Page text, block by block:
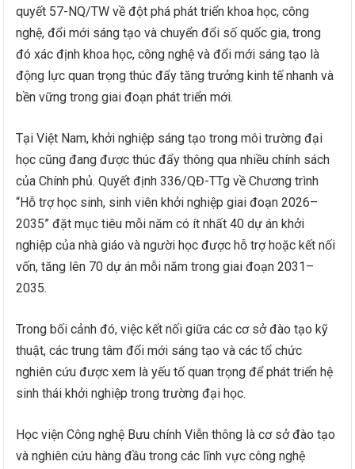
quyết 57-NQ/TW về đột phá phát triển khoa học, công
nghệ, đổi mới sáng tạo và chuyển đổi số quốc gia, trong
đó xác định khoa học, công nghệ và đổi mới sáng tạo là
động lực quan trọng thúc đẩy tăng trưởng kinh tế nhanh và
bền vững trong giai đoạn phát triển mới.
Tại Việt Nam, khởi nghiệp sáng tạo trong môi trường đại
học cũng đang được thúc đẩy thông qua nhiều chính sách
của Chính phủ. Quyết định 336/QĐ-TTg về Chương trình
“Hỗ trợ học sinh, sinh viên khởi nghiệp giai đoạn 2026–
2035” đặt mục tiêu mỗi năm có ít nhất 40 dự án khởi
nghiệp của nhà giáo và người học được hỗ trợ hoặc kết nối
vốn, tăng lên 70 dự án mỗi năm trong giai đoạn 2031–
2035.
Trong bối cảnh đó, việc kết nối giữa các cơ sở đào tạo kỹ
thuật, các trung tâm đổi mới sáng tạo và các tổ chức
nghiên cứu được xem là yếu tố quan trọng để phát triển hệ
sinh thái khởi nghiệp trong trường đại học.
Học viện Công nghệ Bưu chính Viễn thông là cơ sở đào tạo
và nghiên cứu hàng đầu trong các lĩnh vực công nghệ